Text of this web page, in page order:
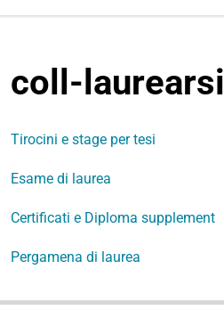
coll-laurearsi
Tirocini e stage per tesi
Esame di laurea
Certificati e Diploma supplement
Pergamena di laurea